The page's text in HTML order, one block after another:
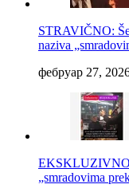
STRAVIČNO:
naziva
фебруар 27,
„smradovima